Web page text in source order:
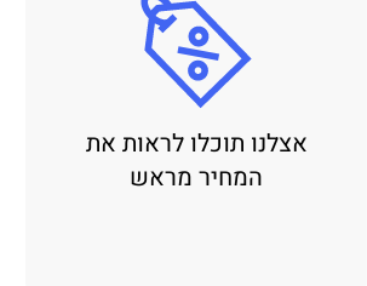
אצלנו תוכלו לראות את
המחיר מראש